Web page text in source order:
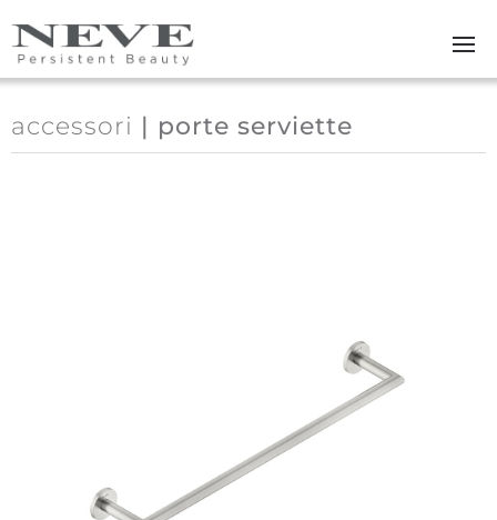
Skip to main content
accessori | porte serviette